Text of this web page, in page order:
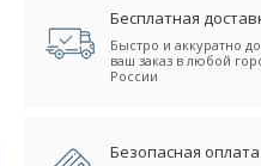
Бесплатная
Быстро и аккуратно
ваш заказ в любой
России
Безопасная оплата